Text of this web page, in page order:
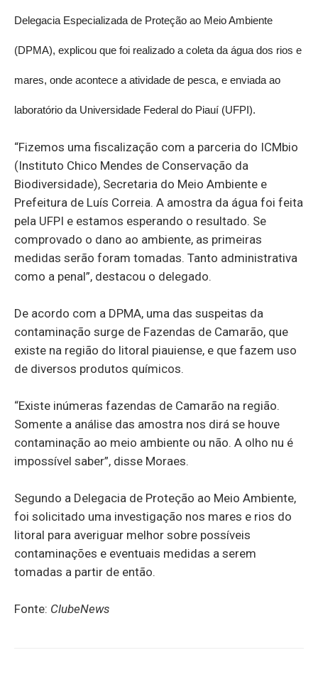
Delegacia Especializada de Proteção ao Meio Ambiente
(DPMA), explicou que foi realizado a coleta da água dos rios e
mares, onde acontece a atividade de pesca, e enviada ao
laboratório da Universidade Federal do Piauí (UFPI).
“Fizemos uma fiscalização com a parceria do ICMbio
(Instituto Chico Mendes de Conservação da
Biodiversidade), Secretaria do Meio Ambiente e
Prefeitura de Luís Correia. A amostra da água foi feita
pela UFPI e estamos esperando o resultado. Se
comprovado o dano ao ambiente, as primeiras
medidas serão foram tomadas. Tanto administrativa
como a penal”, destacou o delegado.
De acordo com a DPMA, uma das suspeitas da
contaminação surge de Fazendas de Camarão, que
existe na região do litoral piauiense, e que fazem uso
de diversos produtos químicos.
“Existe inúmeras fazendas de Camarão na região.
Somente a análise das amostra nos dirá se houve
contaminação ao meio ambiente ou não. A olho nu é
impossível saber”, disse Moraes.
Segundo a Delegacia de Proteção ao Meio Ambiente,
foi solicitado uma investigação nos mares e rios do
litoral para averiguar melhor sobre possíveis
contaminações e eventuais medidas a serem
tomadas a partir de então.
Fonte: ClubeNews